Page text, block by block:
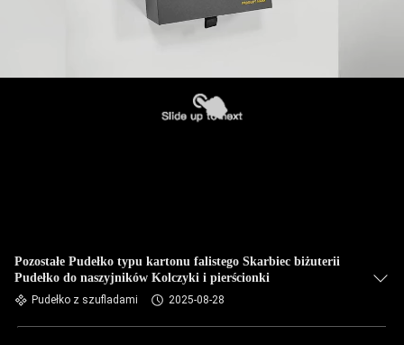
Pozostałe Pudełko typu kartonu falistego Skarbiec biżuterii
Pudełko do naszyjników Kolczyki i pierścionki
Pudełko z szufladami 2025-08-28